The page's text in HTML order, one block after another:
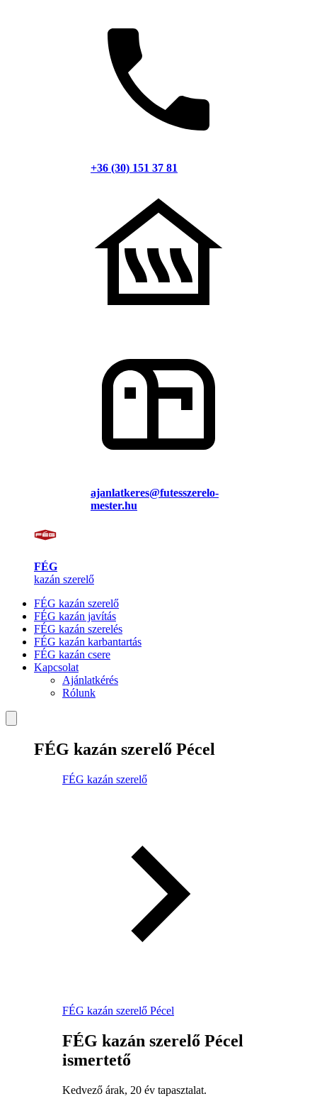
+36 (30) 151 37 81
ajanlatkeres@futesszerelo-
mester.hu
FÉG
kazán szerelő
FÉG kazán szerelő
FÉG kazán javítás
FÉG kazán szerelés
FÉG kazán karbantartás
FÉG kazán csere
Kapcsolat
Ajánlatkérés
Rólunk
FÉG kazán szerelő Pécel
FÉG kazán szerelő
FÉG kazán szerelő Pécel
FÉG kazán szerelő Pécel
ismertető
Kedvező árak, 20 év tapasztalat.